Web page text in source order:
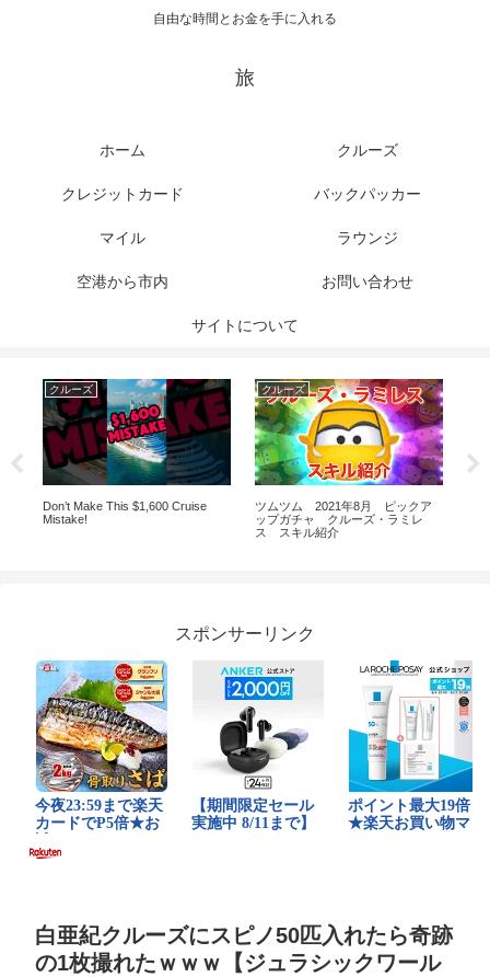
自由な時間とお金を手に入れる
旅
ホーム クルーズ
クレジットカード バックパッカー
マイル ラウンジ
空港から市内 お問い合わせ
サイトについて
クルーズ
Don’t Make This $1,600 Cruise
Mistake!
クルーズ
ツムツム 2021年8月 ピックア
ップガチャ クルーズ・ラミレ
ス スキル紹介
スポンサーリンク
白亜紀クルーズにスピノ50匹入れたら奇跡
の1枚撮れたｗｗｗ【ジュラシックワール